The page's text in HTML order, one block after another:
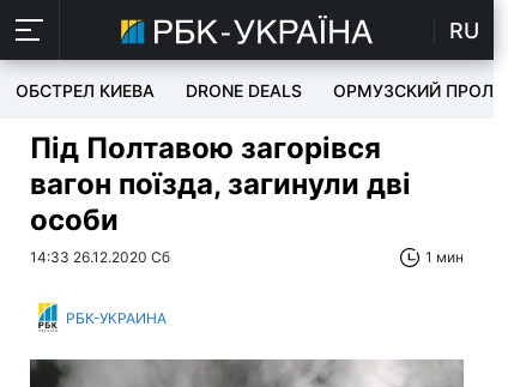
RU
ОБСТРЕЛ КИЕВА DRONE DEALS ОРМУЗСКИЙ ПРОЛИВ
Під Полтавою загорівся
вагон поїзда, загинули дві
особи
14:33 26.12.2020 Сб 1 мин
РБК-УКРАИНА